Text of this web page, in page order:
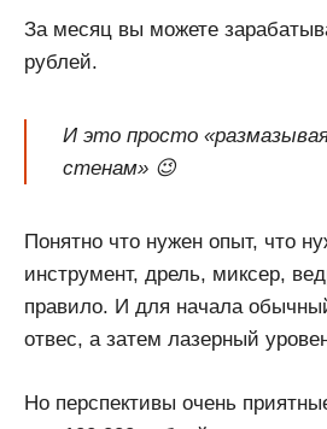
За месяц вы можете
рублей.
И это просто
стенам» 😉
Понятно что нужен опыт, что
инструмент, дрель, миксер,
правило. И для начала
отвес, а затем лазерный
Но перспективы очень